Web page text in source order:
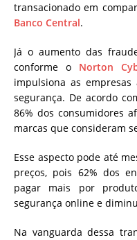
transacionado em
Banco Central.
Já o aumento das
conforme o Norton
impulsiona as
segurança. De acordo
86% dos consumidores
marcas que consideram
Esse aspecto pode até
preços, pois 62% dos
pagar mais por
segurança online e
Na vanguarda dessa